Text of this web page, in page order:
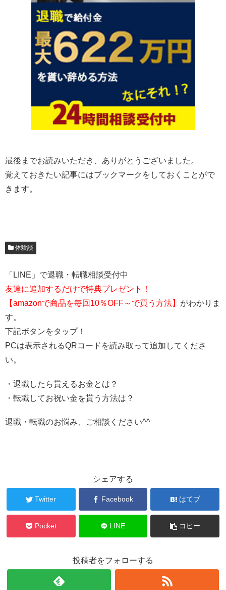
最後までお読みいただき、ありがとうございました。
覚えておきたい記事にはブックマークをしておくことがで
きます。
体験談
「LINE」で退職・転職相談受付中
友達に追加するだけで特典プレゼント！
【amazonで商品を毎回10％OFF～で買う方法】 がわかりま
す。
下記ボタンをタップ！
PCは表示されるQRコードを読み取って追加してくださ
い。
・退職したら貰えるお金とは？
・転職してお祝い金を貰う方法は？
退職・転職のお悩み、ご相談ください^^
シェアする
Twitter Facebook はてブ
Pocket LINE コピー
投稿者をフォローする